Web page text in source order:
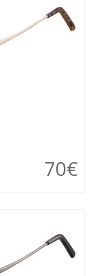
70€